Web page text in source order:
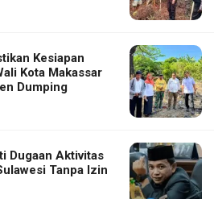
Kesiapan
Kota Makassar
Dumping
Dugaan Aktivitas
Tanpa Izin